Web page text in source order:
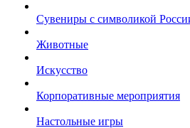
Сувениры с символикой
Животные
Искусство
Корпоративные мероприятия
Настольные игры